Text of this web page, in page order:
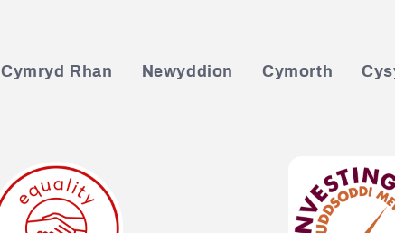
Cymryd Rhan Newyddion Cymorth